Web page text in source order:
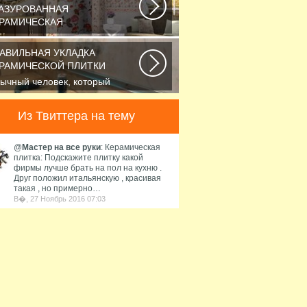
вы хотите защитить
стен от влажности и
то...
УКЛАДКА
ПЛИТКИ
человек, который
преобразить вид ванной
Из Твиттера на тему
@ Мастер на все руки: Керамическая
плитка: Подскажите плитку какой
фирмы лучше брать на пол на кухню .
Друг положил итальянскую , красивая
такая , но примерно…
В�, 27 Ноябрь 2016 07:03